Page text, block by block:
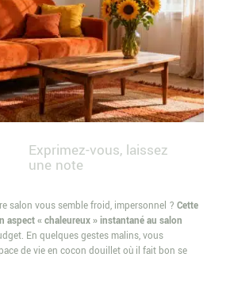
Exprimez-vous, laissez
une note
salon vous semble froid, impersonnel ? Cette
aspect « chaleureux » instantané au salon
En quelques gestes malins, vous
de vie en cocon douillet où il fait bon se